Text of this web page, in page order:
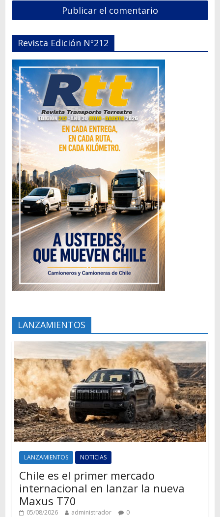
Revista Edición Nº212
LANZAMIENTOS
LANZAMIENTOS NOTICIAS
Chile es el primer mercado
internacional en lanzar la nueva
Maxus T70
05/08/2026 administrador 0